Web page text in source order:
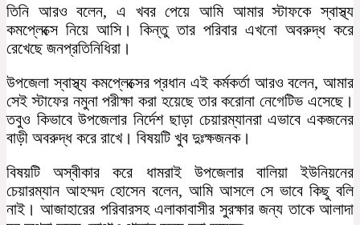
তিনি আরও বলেন, এ খবর পেয়ে আমি আমার স্টাফকে স্বাস্থ্য
কমপ্লেক্সে নিয়ে আসি। কিন্তু তার পরিবার এখনো অবরুদ্ধ করে
রেখেছে জনপ্রতিনিধিরা।
উপজেলা স্বাস্থ্য কমপ্লেক্সের প্রধান এই কর্মকর্তা আরও বলেন, আমার
সেই স্টাফের নমুনা পরীক্ষা করা হয়েছে তার করোনা নেগেটিভ এসেছে।
তবুও কিভাবে উপজেলার নির্দেশ ছাড়া চেয়ারম্যানরা এভাবে একজনের
বাড়ী অবরুদ্ধ করে রাখে। বিষয়টি খুব দুঃক্ষজনক।
বিষয়টি অস্বীকার করে ধামরাই উপজেলার বালিয়া ইউনিয়নের
চেয়ারম্যান আহম্মদ হোসেন বলেন, আমি আসলে সে ভাবে কিছু বলি
নাই। আজাহারের পরিবারসহ এলাকাবাসীর সুরক্ষার জন্য তাকে আলাদা